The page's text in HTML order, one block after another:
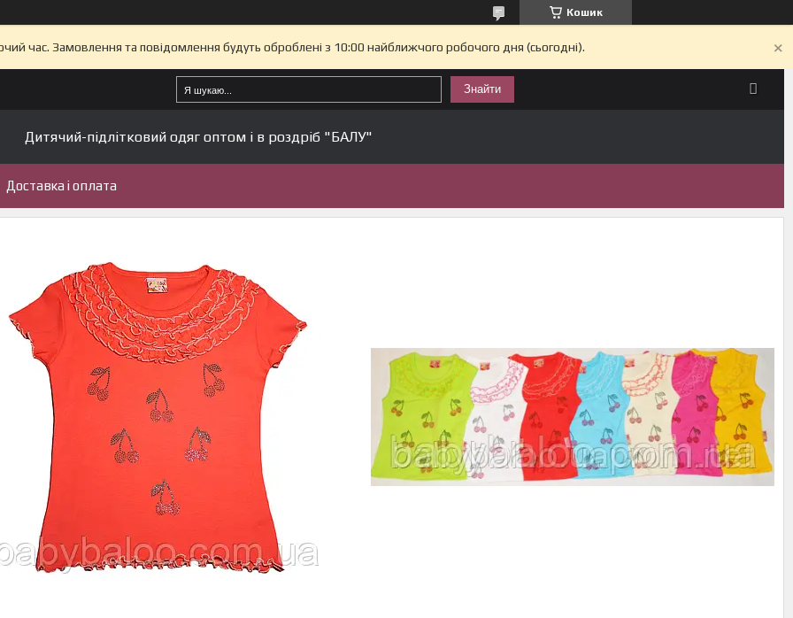
Кошик
час. Замовлення та повідомлення будуть оброблені з 10:00 найближчого робочого дня (сьогодні).
Знайти
Дитячий-підлітковий одяг оптом і в роздріб "БАЛУ"
Доставка і оплата